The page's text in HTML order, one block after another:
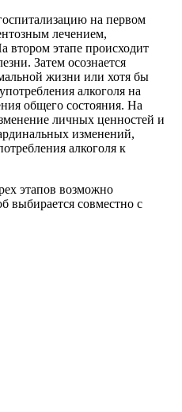
на первом
лечением,
втором этапе происходит
Затем осознается
жизни или хотя бы
алкоголя на
общего состояния. На
личных ценностей и
изменений,
алкоголя к
этапов возможно
выбирается совместно с